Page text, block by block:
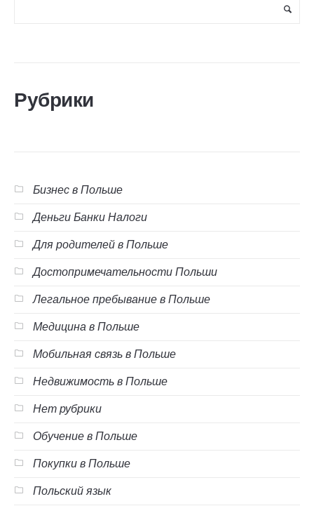
Рубрики
Бизнес в Польше
Деньги Банки Налоги
Для родителей в Польше
Достопримечательности Польши
Легальное пребывание в Польше
Медицина в Польше
Мобильная связь в Польше
Недвижимость в Польше
Нет рубрики
Обучение в Польше
Покупки в Польше
Польский язык